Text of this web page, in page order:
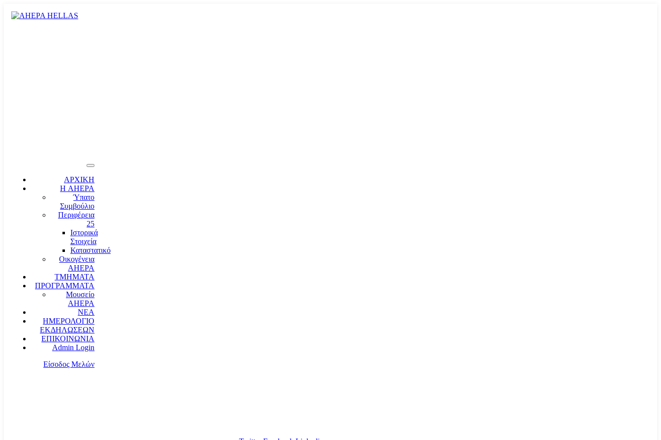
ΑΡΧΙΚΗ
Η AHEPA
Ύπατο
Συµβούλιο
Περιφέρεια
25
Ιστορικά
Στοιχεία
Καταστατικό
Οικογένεια
AHEPA
ΤΜΗΜΑΤΑ
ΠΡΟΓΡΑΜΜΑΤΑ
Μουσείο
AHEPA
ΝΕΑ
ΗΜΕΡΟΛΟΓΙΟ
ΕΚΔΗΛΩΣΕΩΝ
ΕΠΙΚΟΙΝΩΝΙΑ
Admin Login
Είσοδος Μελών